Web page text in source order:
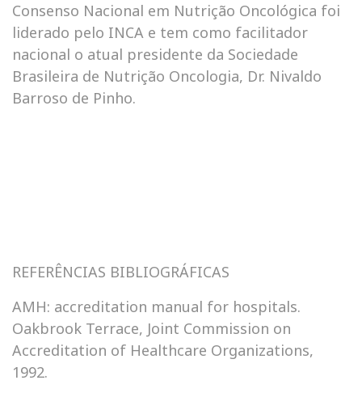
Consenso Nacional em Nutrição Oncológica foi
liderado pelo INCA e tem como facilitador
nacional o atual presidente da Sociedade
Brasileira de Nutrição Oncologia, Dr. Nivaldo
Barroso de Pinho.
REFERÊNCIAS BIBLIOGRÁFICAS
AMH: accreditation manual for hospitals.
Oakbrook Terrace, Joint Commission on
Accreditation of Healthcare Organizations,
1992.